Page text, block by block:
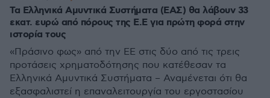
Τα Ελληνικά Αμυντικά Συστήματα (ΕΑΣ) θα λάβουν 33
εκατ. ευρώ από πόρους της Ε.Ε για πρώτη φορά στην
ιστορία τους
«Πράσινο φως» από την ΕΕ στις δύο από τις τρεις
προτάσεις χρηματοδότησης που κατέθεσαν τα
Ελληνικά Αμυντικά Συστήματα – Αναμένεται ότι θα
εξασφαλιστεί η επαναλειτουργία του εργοστασίου